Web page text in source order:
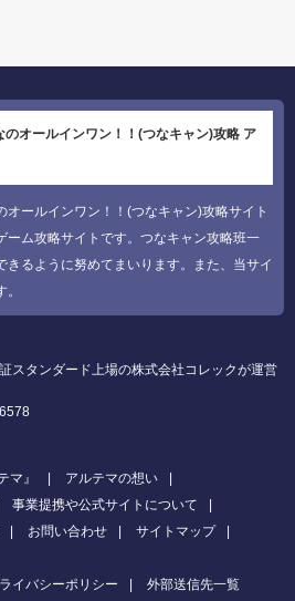
オールインワン！！(つなキャン)攻略 ア
ールインワン！！(つなキャン)攻略サイト
ーム攻略サイトです。つなキャン攻略班一
きるように努めてまいります。また、当サイ
スタンダード上場の株式会社コレックが運営
マ』
アルテマの想い
事業提携や公式サイトについて
お問い合わせ
サイトマップ
イバシーポリシー 外部送信先一覧